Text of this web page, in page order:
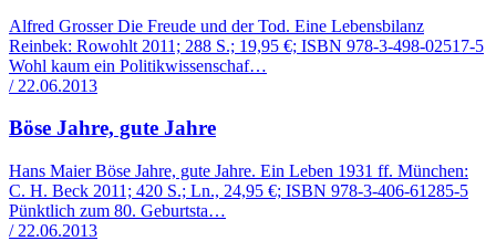
Alfred Grosser Die Freude und der Tod. Eine Lebensbilanz
Reinbek: Rowohlt 2011; 288 S.; 19,95 €; ISBN 978-3-498-02517-5
Wohl kaum ein Politikwissenschaf…
/ 22.06.2013
Böse Jahre, gute Jahre
Hans Maier Böse Jahre, gute Jahre. Ein Leben 1931 ff. München:
C. H. Beck 2011; 420 S.; Ln., 24,95 €; ISBN 978-3-406-61285-5
Pünktlich zum 80. Geburtsta…
/ 22.06.2013